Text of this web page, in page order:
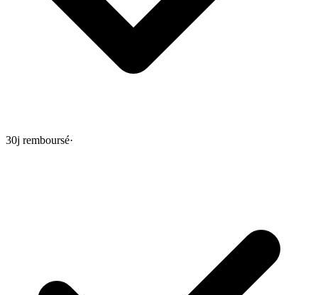
30j remboursé·